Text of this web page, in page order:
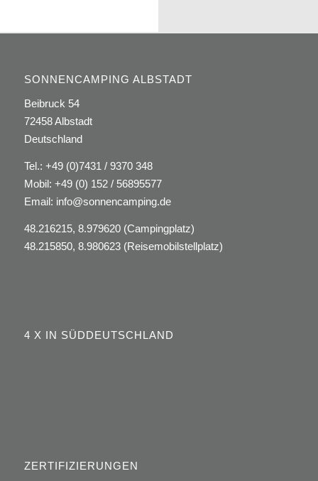
SONNENCAMPING ALBSTADT
Beibruck 54
72458 Albstadt
Deutschland
Tel.: +49 (0)7431 / 9370 348
Mobil: +49 (0) 152 / 56895577
Email: info@sonnencamping.de
48.216215, 8.979620 (Campingplatz)
48.215850, 8.980623 (Reisemobilstellplatz)
4 X IN SÜDDEUTSCHLAND
ZERTIFIZIERUNGEN